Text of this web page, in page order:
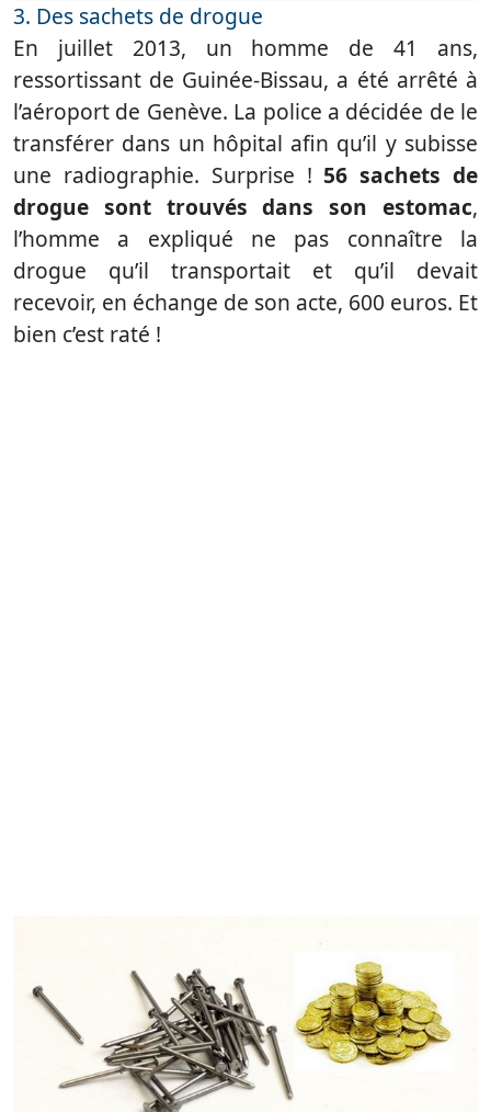
3. Des sachets de drogue
En juillet 2013, un homme de 41 ans,
ressortissant de Guinée-Bissau, a été arrêté à
l’aéroport de Genève. La police a décidée de le
transférer dans un hôpital afin qu’il y subisse
une radiographie. Surprise ! 56 sachets de
drogue sont trouvés dans son estomac,
l’homme a expliqué ne pas connaître la
drogue qu’il transportait et qu’il devait
recevoir, en échange de son acte, 600 euros. Et
bien c’est raté !